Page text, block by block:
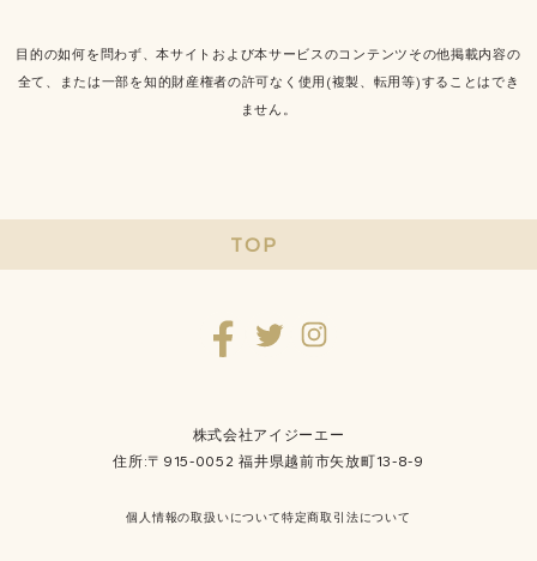
目的の如何を問わず、本サイトおよび本サービスのコンテンツその他掲載内容の
全て、または一部を知的財産権者の許可なく使用(複製、転用等)することはでき
ません。
TOP
株式会社アイジーエー
住所:〒915-0052 福井県越前市矢放町13-8-9
個人情報の取扱いについて特定商取引法について